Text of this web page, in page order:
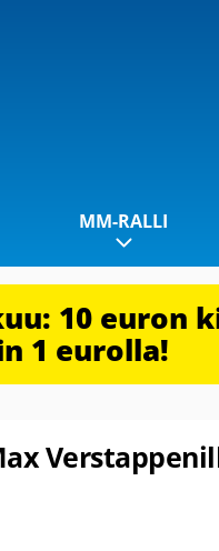
MM-RALLI
10 euron
1 eurolla!